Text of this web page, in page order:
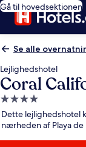
Gå til hovedsektionen
Se alle
Lejlighedshotel
Coral
4.0-
stjernet
overnatningssted
Dette lejlighedshotel
nærheden af Playa de